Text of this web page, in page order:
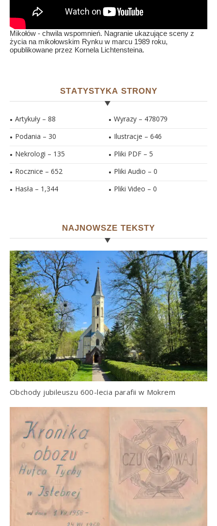
Mikołów - chwila wspomnień. Nagranie ukazujące sceny z
życia na mikołowskim Rynku w marcu 1989 roku,
opublikowane przez Kornela Lichtensteina.
STATYSTYKA STRONY
Artykuły – 88
Podania – 30
Nekrologi – 135
Rocznice – 652
Hasła – 1,344
Wyrazy – 478079
Ilustracje – 646
Pliki PDF – 5
Pliki Audio – 0
Pliki Video – 0
NAJNOWSZE TEKSTY
Obchody jubileuszu 600-lecia parafii w Mokrem